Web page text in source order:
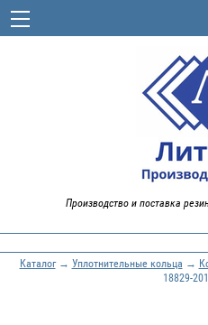
Производство и поставка
Каталог→ Уплотнительные кольца →
18829-